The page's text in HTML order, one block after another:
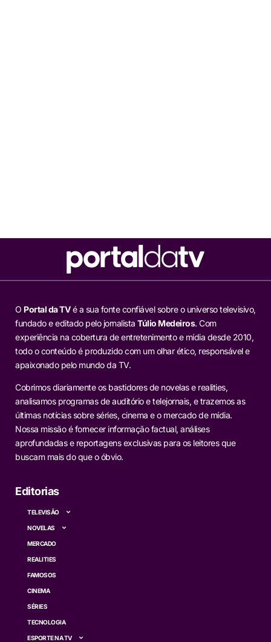
O Portal da TVé a sua fonte confiável sobre o universo televisivo,
fundado e editado pelo jornalista Túlio Medeiros. Com
experiência na cobertura de entretenimento e mídia desde 2010,
todo o conteúdo é produzido com um olhar ético, responsável e
apaixonado pelo mundo da TV.
Cobrimos diariamente os bastidores de novelas e realities,
analisamos programas de auditório e telejornais, e trazemos as
últimas notícias sobre séries, cinema e o mercado de mídia.
Nossa missão é fornecer informação factual, análises
aprofundadas e reportagens exclusivas para os leitores que
buscam mais do que o óbvio.
Editorias
TELEVISÃO
NOVELAS
MERCADO
REALITIES
FAMOSOS
CINEMA
SÉRIES
TECNOLOGIA
ESPORTE NA TV